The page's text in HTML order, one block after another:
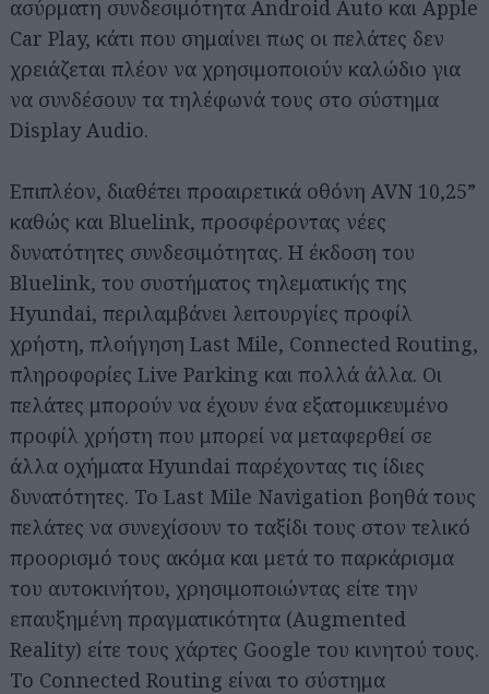
ασύρματη συνδεσιμότητα Android Auto και Apple
Car Play, κάτι που σημαίνει πως οι πελάτες δεν
χρειάζεται πλέον να χρησιμοποιούν καλώδιο για
να συνδέσουν τα τηλέφωνά τους στο σύστημα
Display Audio.
Επιπλέον, διαθέτει προαιρετικά οθόνη AVN 10,25”
καθώς και Bluelink, προσφέροντας νέες
δυνατότητες συνδεσιμότητας. Η έκδοση του
Bluelink, του συστήματος τηλεματικής της
Hyundai, περιλαμβάνει λειτουργίες προφίλ
χρήστη, πλοήγηση Last Mile, Connected Routing,
πληροφορίες Live Parking και πολλά άλλα. Οι
πελάτες μπορούν να έχουν ένα εξατομικευμένο
προφίλ χρήστη που μπορεί να μεταφερθεί σε
άλλα οχήματα Hyundai παρέχοντας τις ίδιες
δυνατότητες. Το Last Mile Navigation βοηθά τους
πελάτες να συνεχίσουν το ταξίδι τους στον τελικό
προορισμό τους ακόμα και μετά το παρκάρισμα
του αυτοκινήτου, χρησιμοποιώντας είτε την
επαυξημένη πραγματικότητα (Augmented
Reality) είτε τους χάρτες Google του κινητού τους.
Το Connected Routing είναι το σύστημα